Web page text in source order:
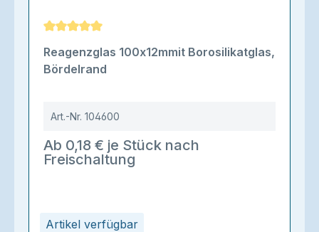
Artikel verfügbar
Durchschnittliche Bewertung von 5 von 5 Sternen
Reagenzglas 100x12mmit Borosilikatglas,
Bördelrand
Art.-Nr. 104600
Ab 0,18 € je Stück nach
Freischaltung